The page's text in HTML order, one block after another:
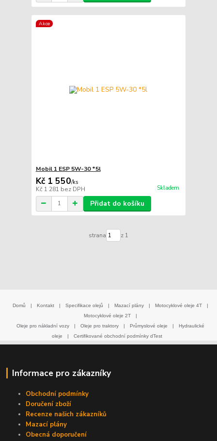
Akce
Mobil 1 ESP 5W-30 *5l
Kč 1 550/ks
Kč 1 281 bez DPH Skladem
Přidat do košíku
strana z 1
Domů | Kontakt | Specifikace olejů | Mazací plány | Motocyklové oleje 4T
|
Motocyklové oleje 2T
|
Oleje pro nákladní vozy
| Oleje pro traktory | Průmyslové oleje |
Hydraulické
oleje
| Certifikované obchodní podmínky dTest
Informace pro zákazníky
Obchodní podmínky
Doručení zboží
Recenze našich zákazníků
Mazací plány
Obecná doporučení